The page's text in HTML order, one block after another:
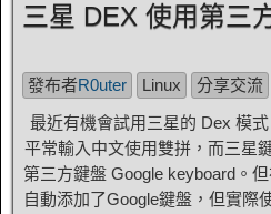
三星 DEX 使用第三
發布者R0uter Linux
分享交流
最近有機會試用三星的 Dex 模
平常輸入中文使用雙拼，而三星
第三方鍵盤 Google keyboard。
自動添加了Google鍵盤，但實際